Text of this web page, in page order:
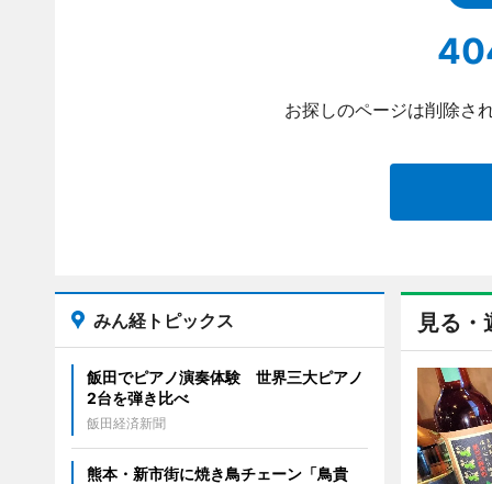
お探しのページは削除さ
見る・
みん経トピックス
飯田でピアノ演奏体験 世界三大ピアノ
2台を弾き比べ
飯田経済新聞
熊本・新市街に焼き鳥チェーン「鳥貴